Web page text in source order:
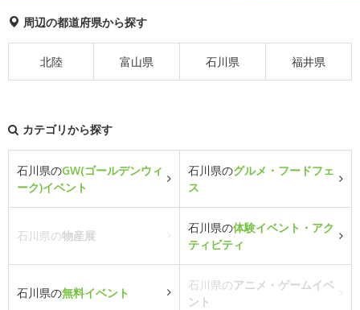
周辺の都道府県から探す
北陸 富山県 石川県 福井県
カテゴリから探す
石川県のGW(ゴールデンウィ
ーク)イベント
石川県のグルメ・フードフェ
ス
石川県の物産展
石川県の体験イベント・アク
ティビティ
石川県の無料イベント
石川県のアニメ・ゲームイベ
ント